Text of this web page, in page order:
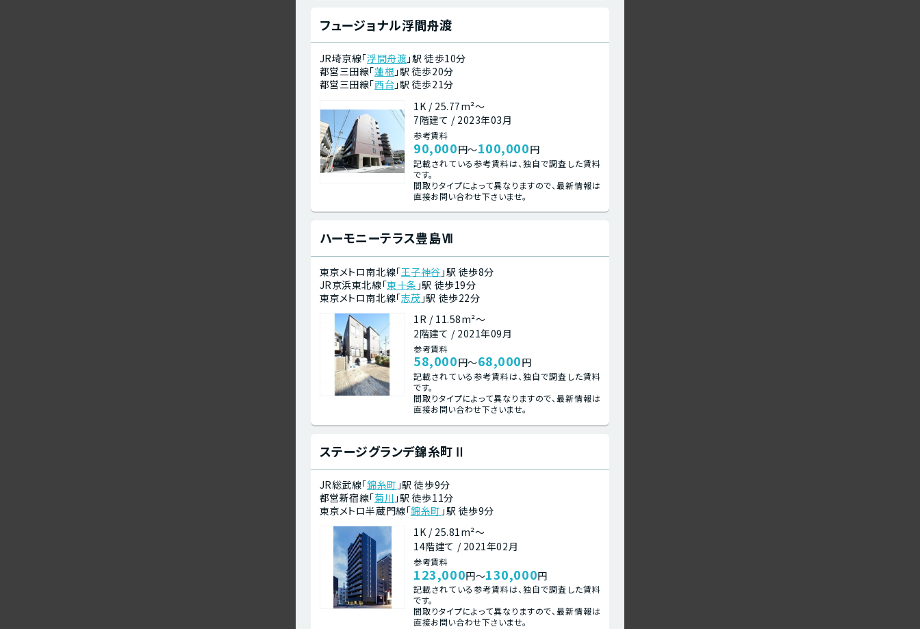
フュージョナル浮間舟渡
JR埼京線「浮間舟渡 」駅 徒歩10分
都営三田線「蓮根 」駅 徒歩20分
都営三田線「西台 」駅 徒歩21分
1K / 25.77m²～
7階建て / 2023年03月
参考賃料
90,000円～100,000円
記載されている参考賃料は、独自で調査した賃料
です。
間取りタイプによって異なりますので、最新情報は
直接お問い合わせ下さいませ。
ハーモニーテラス豊島Ⅶ
東京メトロ南北線「王子神谷 」駅 徒歩8分
JR京浜東北線「東十条 」駅 徒歩19分
東京メトロ南北線「志茂 」駅 徒歩22分
1R / 11.58m²～
2階建て / 2021年09月
参考賃料
58,000円～68,000円
記載されている参考賃料は、独自で調査した賃料
です。
間取りタイプによって異なりますので、最新情報は
直接お問い合わせ下さいませ。
ステージグランデ錦糸町Ⅱ
JR総武線「錦糸町 」駅 徒歩9分
都営新宿線「菊川 」駅 徒歩11分
東京メトロ半蔵門線「錦糸町 」駅 徒歩9分
1K / 25.81m²～
14階建て / 2021年02月
参考賃料
123,000円～130,000円
記載されている参考賃料は、独自で調査した賃料
です。
間取りタイプによって異なりますので、最新情報は
直接お問い合わせ下さいませ。